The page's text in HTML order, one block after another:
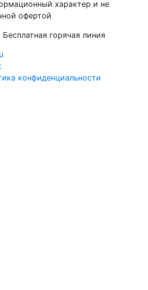
характер и не
офертой
Бесплатная горячая линия
конфиденциальности